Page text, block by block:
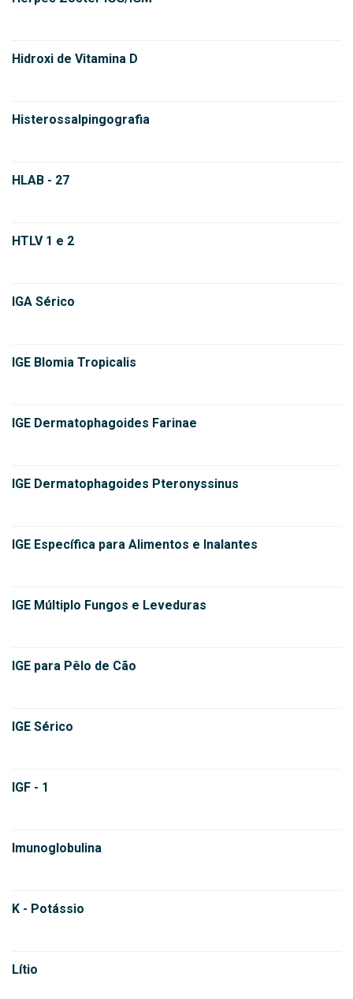
Hidroxi de Vitamina D
Histerossalpingografia
HLAB - 27
HTLV 1 e 2
IGA Sérico
IGE Blomia Tropicalis
IGE Dermatophagoides Farinae
IGE Dermatophagoides Pteronyssinus
IGE Específica para Alimentos e Inalantes
IGE Múltiplo Fungos e Leveduras
IGE para Pêlo de Cão
IGE Sérico
IGF - 1
Imunoglobulina
K - Potássio
Lítio